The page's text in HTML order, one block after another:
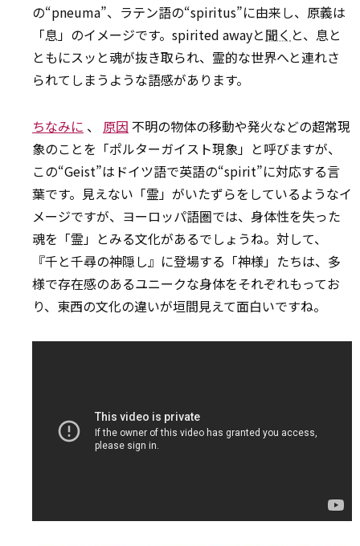
の“pneuma”、ラテン語の“spiritus”に由来し、原義は
「息」のイメージです。spirited awayと聞く と、息と
ともにスッと魂が抜き取られ、霊的な世界へと連れさ
られてしまうような語感があります。
ちなみに 、 原因 不明の物体の移動や発火などの超常現
象のことを「ポルターガイスト現象」と呼びますが、
この“Geist”はドイツ語で英語の“spirit”に対応する言
葉です。見えない「霊」がいたずらをしているようなイ
メージですが、ヨーロッパ語圏では、身体性を失った
魂を「霊」とみる文化があるでしょうね。対して、
『千と千尋の神隠し』に登場する「神様」たちは、多
様で存在感のあるユニークな身体をそれぞれもってお
り、東西の文化の違いが垣間見えて面白いですね。